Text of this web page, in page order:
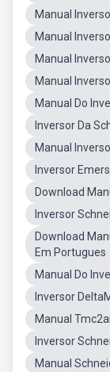
Manual
Manual
Manual
Manual
Manual Do
Inversor Da
Manual
Inversor
Download
Inversor
Download
Em Portugues
Manual Do
Inversor
Manual
Inversor
Manual